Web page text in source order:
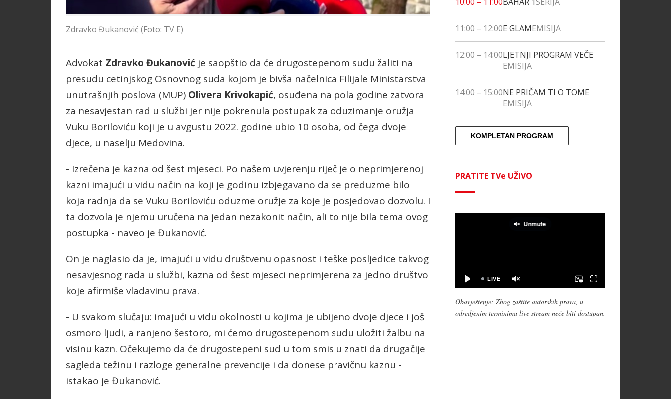
Zdravko Đukanović (Foto: TV E)
Advokat Zdravko Đukanović je saopštio da će drugostepenom sudu žaliti na
presudu cetinjskog Osnovnog suda kojom je bivša načelnica Filijale Ministarstva
unutrašnjih poslova (MUP) Olivera Krivokapić, osuđena na pola godine zatvora
za nesavjestan rad u službi jer nije pokrenula postupak za oduzimanje oružja
Vuku Boriloviću koji je u avgustu 2022. godine ubio 10 osoba, od čega dvoje
djece, u naselju Medovina.
- Izrečena je kazna od šest mjeseci. Po našem uvjerenju riječ je o neprimjerenoj
kazni imajući u vidu način na koji je godinu izbjegavano da se preduzme bilo
koja radnja da se Vuku Boriloviću oduzme oružje za koje je posjedovao dozvolu. I
ta dozvola je njemu uručena na jedan nezakonit način, ali to nije bila tema ovog
postupka - naveo je Đukanović.
On je naglasio da je, imajući u vidu društvenu opasnost i teške posljedice takvog
nesavjesnog rada u službi, kazna od šest mjeseci neprimjerena za jedno društvo
koje afirmiše vladavinu prava.
- U svakom slučaju: imajući u vidu okolnosti u kojima je ubijeno dvoje djece i još
osmoro ljudi, a ranjeno šestoro, mi ćemo drugostepenom sudu uložiti žalbu na
visinu kazn. Očekujemo da će drugostepeni sud u tom smislu znati da drugačije
sagleda težinu i razloge generalne prevencije i da donese pravičnu kaznu -
istakao je Đukanović.
11:00 – 12:00E GLAMEMISIJA
12:00 – 14:00LJETNJI PROGRAM VEČE
EMISIJA
14:00 – 15:00NE PRIČAM TI O TOME
EMISIJA
KOMPLETAN PROGRAM
PRATITE TVe UŽIVO
Obavještenje: Zbog zaštite autorskih prava, u
odredjenim terminima live stream neće biti dostupan.